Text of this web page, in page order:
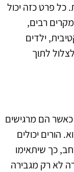
כל פרט כזה יכול
רבים,
ילדים
לתוך
כאשר הם מרגישים
הורים יכולים
כך שיתאימו
לא רק מגבירה